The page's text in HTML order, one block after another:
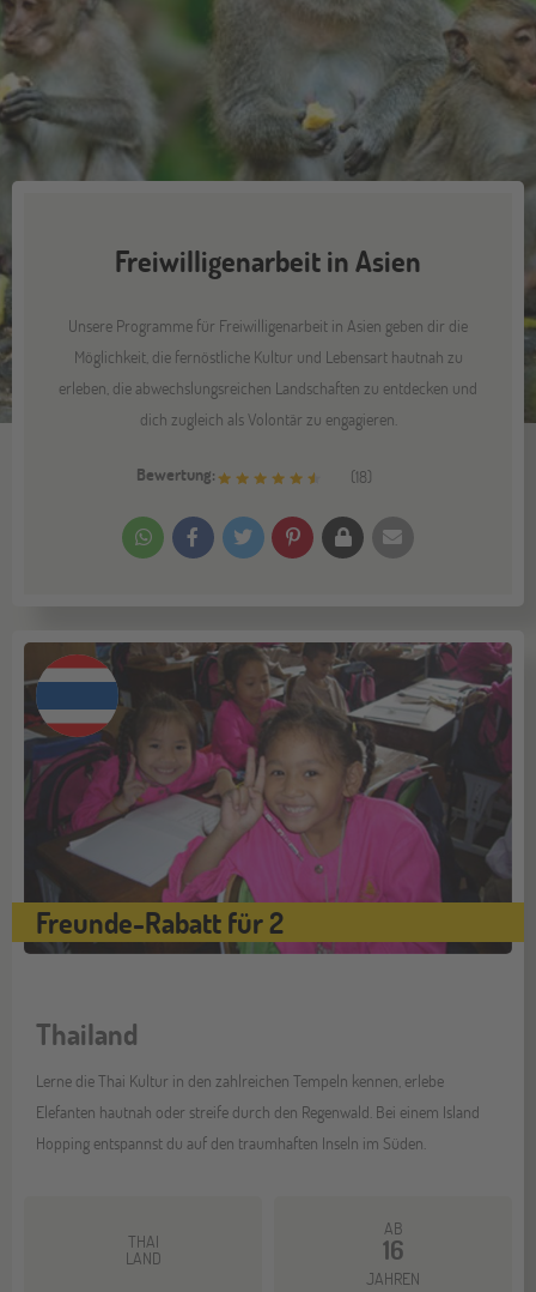
Freiwilligenarbeit in Asien
Unsere Programme für Freiwilligenarbeit in Asien geben dir die
Möglichkeit, die fernöstliche Kultur und Lebensart hautnah zu
erleben, die abwechslungsreichen Landschaften zu entdecken und
dich zugleich als Volontär zu engagieren.
Bewertung: (18)
Freunde-Rabatt für 2
Thailand
Lerne die Thai Kultur in den zahlreichen Tempeln kennen, erlebe
Elefanten hautnah oder streife durch den Regenwald. Bei einem Island
Hopping entspannst du auf den traumhaften Inseln im Süden.
THAI
LAND
AB
16
JAHREN